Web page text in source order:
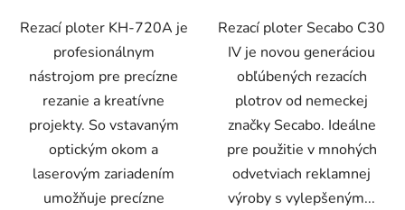
Rezací ploter KH-720A je
profesionálnym
nástrojom pre precízne
rezanie a kreatívne
projekty. So vstavaným
optickým okom a
laserovým zariadením
umožňuje precízne
Rezací ploter Secabo C30
IV je novou generáciou
obľúbených rezacích
plotrov od nemeckej
značky Secabo. Ideálne
pre použitie v mnohých
odvetviach reklamnej
výroby s vylepšeným...